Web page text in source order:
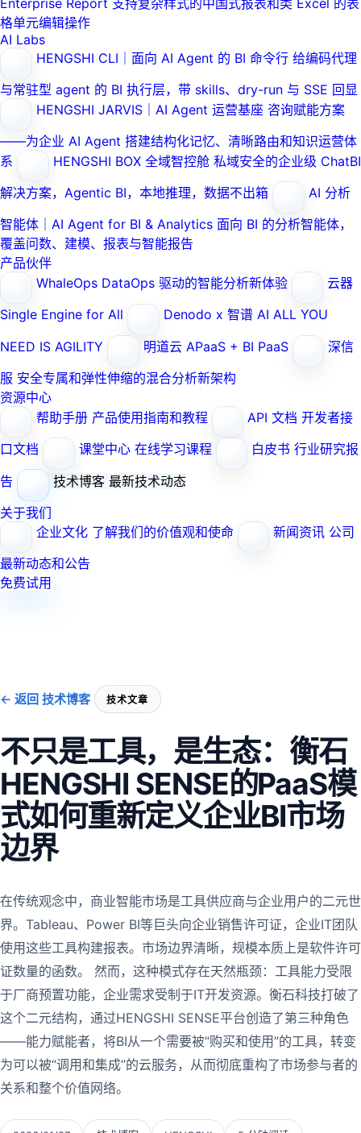
格单元编辑操作
AI Labs
HENGSHI CLI｜面向 AI Agent 的 BI 命令行 给编码代理
与常驻型 agent 的 BI 执行层，带 skills、dry-run 与 SSE 回显
HENGSHI JARVIS｜AI Agent 运营基座 咨询赋能方案
——为企业 AI Agent 搭建结构化记忆、清晰路由和知识运营体
系
HENGSHI BOX 全域智控舱 私域安全的企业级 ChatBI
解决方案，Agentic BI，本地推理，数据不出箱
AI 分析
智能体｜AI Agent for BI & Analytics 面向 BI 的分析智能体，
覆盖问数、建模、报表与智能报告
产品伙伴
WhaleOps DataOps 驱动的智能分析新体验
云器
Single Engine for All
Denodo x 智谱 AI ALL YOU
NEED IS AGILITY
明道云 APaaS + BI PaaS
深信
服 安全专属和弹性伸缩的混合分析新架构
资源中心
帮助手册 产品使用指南和教程 API 文档 开发者接
口文档
课堂中心 在线学习课程 白皮书 行业研究报
告
技术博客 最新技术动态
关于我们
企业文化 了解我们的价值观和使命 新闻资讯 公司
最新动态和公告
免费试用
← 返回 技术博客 技术文章
不只是工具，是生态：衡石
HENGSHI SENSE的PaaS模
式如何重新定义企业BI市场
边界
在传统观念中，商业智能市场是工具供应商与企业用户的二元世
界。Tableau、Power BI等巨头向企业销售许可证，企业IT团队
使用这些工具构建报表。市场边界清晰，规模本质上是软件许可
证数量的函数。 然而，这种模式存在天然瓶颈：工具能力受限
于厂商预置功能，企业需求受制于IT开发资源。衡石科技打破了
这个二元结构，通过HENGSHI SENSE平台创造了第三种角色
——能力赋能者，将BI从一个需要被“购买和使用”的工具，转变
为可以被“调用和集成”的云服务，从而彻底重构了市场参与者的
关系和整个价值网络。